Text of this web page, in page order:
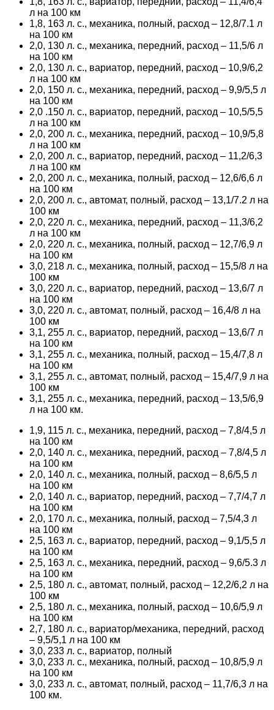
л на 100 км
1,8, 163 л. с., механика, полный, расход – 12,8/7.1 л
на 100 км
2,0, 130 л. с., механика, передний, расход – 11,5/6 л
на 100 км
2,0, 130 л. с., вариатор, передний, расход – 10,9/6,2
л на 100 км
2,0, 150 л. с., механика, передний, расход – 9,9/5,5 л
на 100 км
2,0 .150 л. с., вариатор, передний, расход – 10,5/5,5
л на 100 км
2,0, 200 л. с., механика, передний, расход – 10,9/5,8
л на 100 км
2,0, 200 л. с., вариатор, передний, расход – 11,2/6,3
л на 100 км
2,0, 200 л. с., механика, полный, расход – 12,6/6,6 л
на 100 км
2,0, 200 л. с., автомат, полный, расход – 13,1/7.2 л на
100 км
2,0, 220 л. с., механика, передний, расход – 11,3/6,2
л на 100 км
2,0, 220 л. с., механика, полный, расход – 12,7/6,9 л
на 100 км
3,0, 218 л. с., механика, полный, расход – 15,5/8 л на
100 км
3,0, 220 л. с., вариатор, передний, расход – 13,6/7 л
на 100 км
3,0, 220 л. с., автомат, полный, расход – 16,4/8 л на
100 км
3,1, 255 л. с., вариатор, передний, расход – 13,6/7 л
на 100 км
3,1, 255 л. с., механика, полный, расход – 15,4/7,8 л
на 100 км
3,1, 255 л. с., автомат, полный, расход – 15,4/7,9 л на
100 км
3,1, 255 л. с., механика, передний, расход – 13,5/6,9
л на 100 км.
1,9, 115 л. с., механика, передний, расход – 7,8/4,5 л
на 100 км
2,0, 140 л. с., механика, передний, расход – 7,8/4,5 л
на 100 км
2,0, 140 л. с., механика, полный, расход – 8,6/5,5 л
на 100 км
2,0, 140 л. с., вариатор, передний, расход – 7,7/4,7 л
на 100 км
2,0, 170 л. с., механика, полный, расход – 7,5/4,3 л
на 100 км
2,5, 163 л. с., вариатор, передний, расход – 9,1/5,5 л
на 100 км
2,5, 163 л. с., механика, передний, расход – 9,6/5.3 л
на 100 км
2,5, 180 л. с., автомат, полный, расход – 12,2/6,2 л на
100 км
2,5, 180 л. с., механика, полный, расход – 10,6/5,9 л
на 100 км
2,7, 180 л. с., вариатор/механика, передний, расход
– 9,5/5,1 л на 100 км
3,0, 233 л. с., вариатор, полный
3,0, 233 л. с., механика, полный, расход – 10,8/5,9 л
на 100 км
3,0, 233 л. с., автомат, полный, расход – 11,7/6,3 л на
100 км.